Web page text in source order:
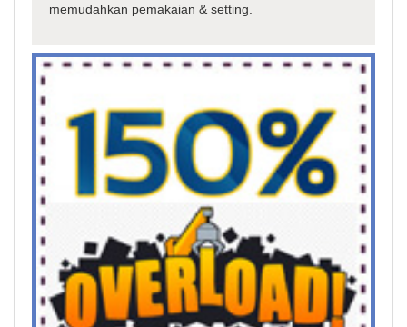
memudahkan pemakaian & setting.